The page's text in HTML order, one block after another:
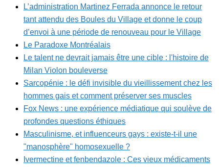
L’administration Martinez Ferrada annonce le retour
tant attendu des Boules du Village et donne le coup
d’envoi à une période de renouveau pour le Village
Le Paradoxe Montréalais
Le talent ne devrait jamais être une cible : l'histoire de
Milan Violon bouleverse
Sarcopénie : le défi invisible du vieillissement chez les
hommes gais et comment préserver ses muscles
Fox News : une expérience médiatique qui soulève de
profondes questions éthiques
Masculinisme, et influenceurs gays : existe-t-il une
"manosphère" homosexuelle ?
Ivermectine et fenbendazole : Ces vieux médicaments